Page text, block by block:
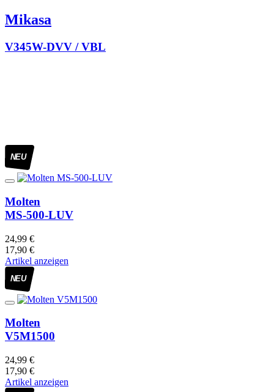
Mikasa
V345W-DVV / VBL
NEU
Molten
MS-500-LUV
24,99 €
17,90 €
Artikel anzeigen
NEU
Molten
V5M1500
24,99 €
17,90 €
Artikel anzeigen